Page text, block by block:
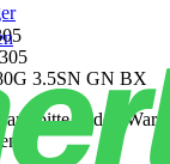
3.5SN GN BX
- bitte in den